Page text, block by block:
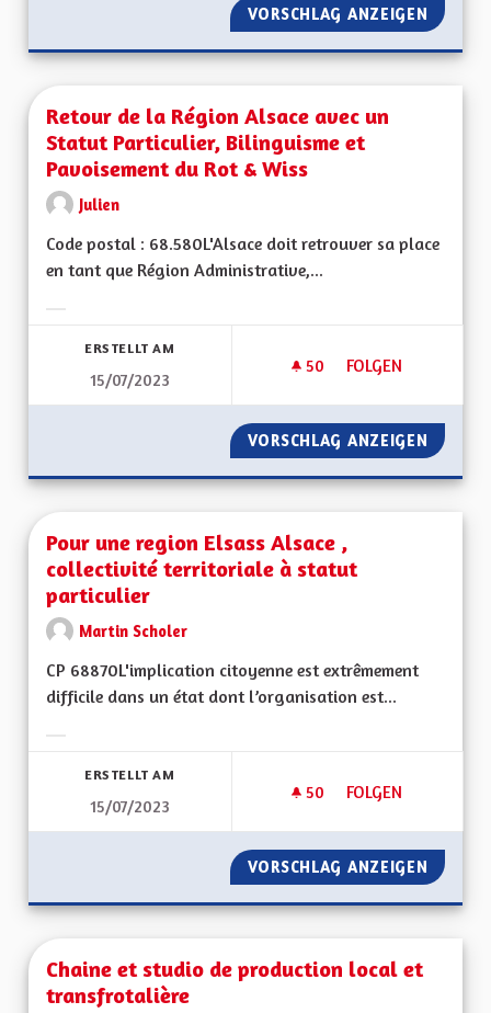
VORSCHLAG ANZEIGEN
Retour de la Région Alsace avec un
Statut Particulier, Bilinguisme et
Pavoisement du Rot & Wiss
Julien
Code postal : 68.580L'Alsace doit retrouver sa place
en tant que Région Administrative,...
ERSTELLT AM
15/07/2023
50 50 FOLLOWER
FOLGEN
RETOUR DE LA
VORSCHLAG ANZEIGEN
Pour une region Elsass Alsace ,
collectivité territoriale à statut
particulier
Martin Scholer
CP 68870L'implication citoyenne est extrêmement
difficile dans un état dont l’organisation est...
ERSTELLT AM
15/07/2023
50 50 FOLLOWER
FOLGEN
POUR UNE
VORSCHLAG ANZEIGEN POUR
Chaine et studio de production local et
transfrotalière